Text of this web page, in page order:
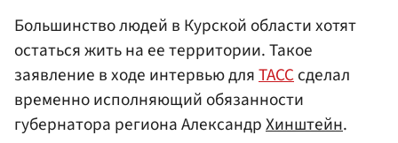
Большинство людей в Курской области хотят
остаться жить на ее территории. Такое
заявление в ходе интервью дляТАССсделал
временно исполняющий обязанности
губернатора региона АлександрХинштейн.